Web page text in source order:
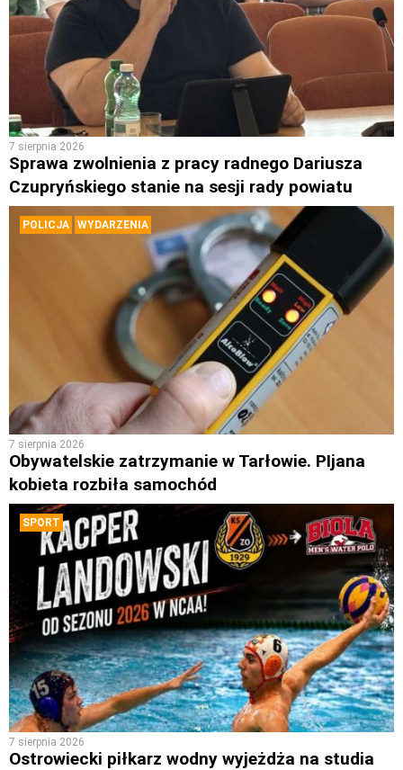
7 sierpnia 2026
Sprawa zwolnienia z pracy radnego Dariusza
Czupryńskiego stanie na sesji rady powiatu
POLICJA WYDARZENIA
7 sierpnia 2026
Obywatelskie zatrzymanie w Tarłowie. PIjana
kobieta rozbiła samochód
SPORT
7 sierpnia 2026
Ostrowiecki piłkarz wodny wyjeżdża na studia